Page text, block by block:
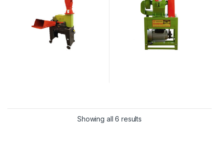
Showing all 6 results